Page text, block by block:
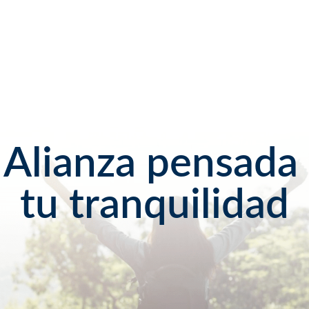
pensada
tu tranquilidad